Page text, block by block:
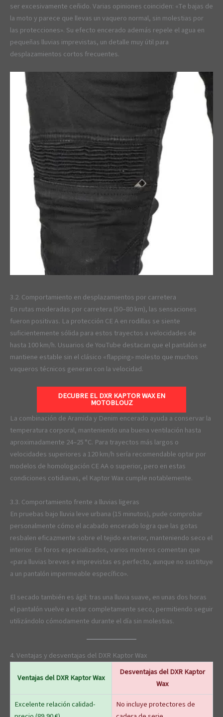
ser excesivamente ceñido. Varias opiniones coinciden: «Te bajas de
la moto y parece que llevas un vaquero normal, sin molestias por
las protecciones». Su efecto encerado además repele el agua en
pequeñas lluvias imprevistas, un detalle muy útil para
desplazamientos cortos frecuentes.
3.2. Comportamiento en desplazamientos por carretera
En rutas moderadas por carretera (50–80 km), las sensaciones
fueron positivas. La protección CE A en rodillas se siente
suficientemente sólida para estos trayectos a velocidades de
hasta 100 km/h. Usuarios de YouTube destacan que el pantalón se
mantiene estable sin el clásico «flapping» molesto que muchos
vaqueros técnicos generan con la velocidad.
DECUBRE EL DXR KAPTOR WAX EN
MOTOBLOUZ
La combinación de Aramida y Denim encerado ayuda a conservar la
temperatura corporal, manteniendo una buena ventilación hasta
aproximadamente 24–25 °C. Para trayectos más largos o
velocidades superiores a 120 km/h sería recomendable optar por
modelos de homologación CE AA o superior, pero en estas
condiciones cotidianas, el Kaptor Wax cumple notablemente.
3.3. Comportamiento frente a lluvias ligeras
En pruebas bajo lluvia leve urbana (15 minutos), pude comprobar
personalmente cómo el acabado encerado logra que las gotas
resbalen eficazmente sobre el tejido exterior, manteniendo seco el
interior. En foros especializados, varios moteros comentan que
«para lluvias breves e imprevistas es perfecto, aunque no sustituye
a un pantalón impermeable específico».
El secado también es ágil: tras una lluvia suave, en unas dos horas
el pantalón vuelve a estar completamente seco, permitiendo seguir
utilizándolo cómodamente durante el día sin molestias.
4. Ventajas y desventajas del DXR Kaptor Wax
Ventajas del DXR Kaptor Wax
Desventajas del DXR Kaptor
Wax
Excelente relación calidad-
No incluye protectores de